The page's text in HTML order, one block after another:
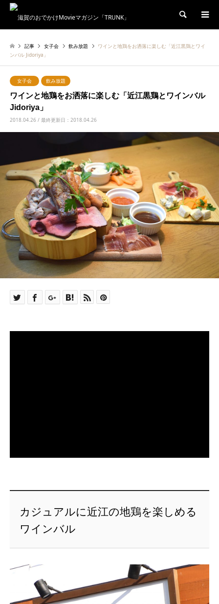
検索
記事 女子会 飲み放題
ワインと地鶏をお洒落に楽しむ「近江黒鶏とワイ
ンバル Jidoriya」
女子会 飲み放題
ワインと地鶏をお洒落に楽しむ「近江黒鶏とワインバル
Jidoriya」
2018.04.26 / 最終更新日：2018.04.26
カジュアルに近江の地鶏を楽しめる
ワインバル